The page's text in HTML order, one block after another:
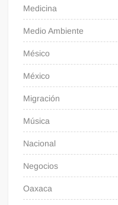
Medicina
Medio Ambiente
Mésico
México
Migración
Música
Nacional
Negocios
Oaxaca